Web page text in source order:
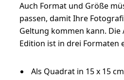
Auch Format und Größe
passen, damit Ihre
Geltung kommen kann. Die
Edition ist in drei Formaten
Als Quadrat in 15 x 15